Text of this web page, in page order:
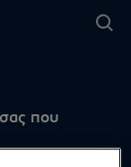
που